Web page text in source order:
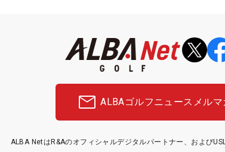
ALBAゴルフニュース メル
ALBA NetはR&Aのオフィシャルデジタルパートナー、および